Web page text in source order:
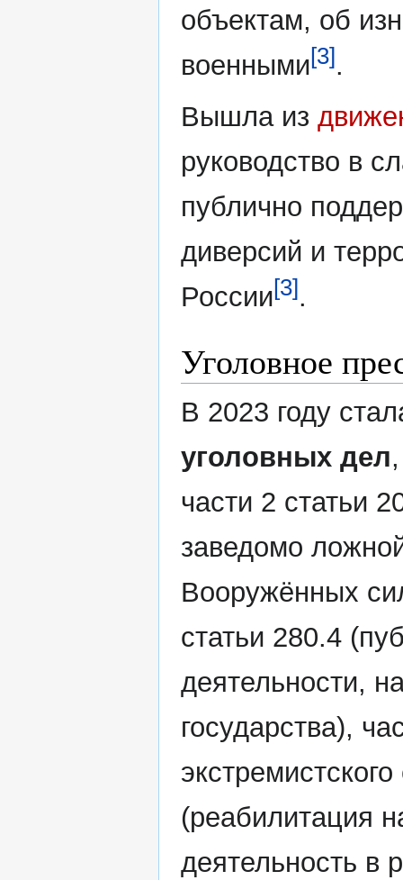
объектам, об
военными[3].
Вышла из
руководство в
публично
диверсий и
России[3].
Уголовное
В 2023 году
уголовных дел
части 2 статьи
заведомо
Вооружённых
статьи 280.4
деятельности,
государства),
(реабилитация
деятельность в